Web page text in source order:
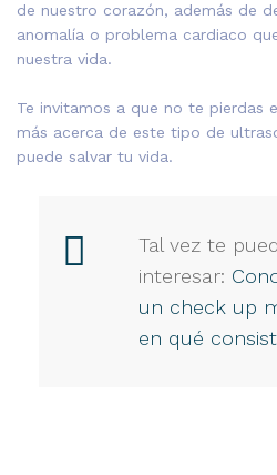
de nuestro corazón, además de
anomalía o problema cardiaco
nuestra vida.
Te invitamos a que no te pierdas
más acerca de este tipo de
puede salvar tu vida.
Tal vez te
interesar:
un check up
en qué